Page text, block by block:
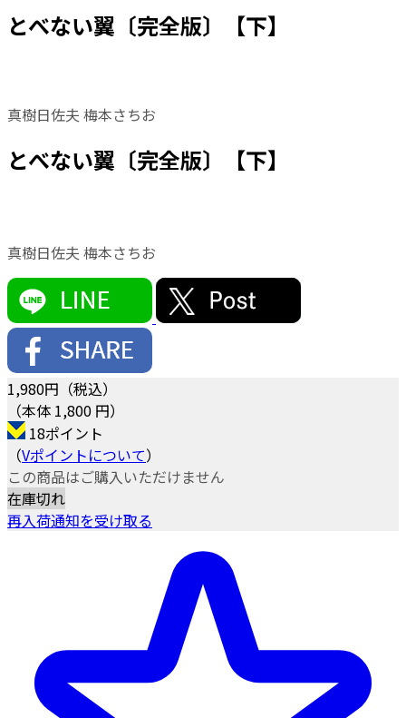
とべない翼〔完全版〕【下】
真樹日佐夫 梅本さちお
とべない翼〔完全版〕【下】
真樹日佐夫 梅本さちお
1,980円（税込）
（本体 1,800 円）
18ポイント
（Vポイントについて）
この商品はご購入いただけません
在庫切れ
再入荷通知を受け取る